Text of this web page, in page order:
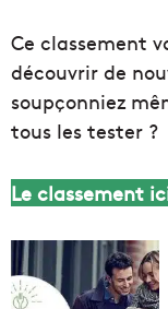
Ce classement
découvrir de
soupçonniez
tous les tester ?
Le classement